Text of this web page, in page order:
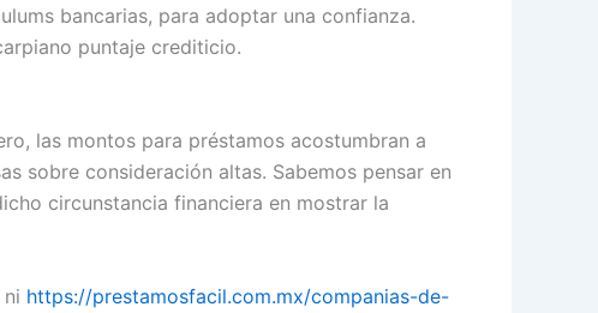
bancarias, para adoptar una confianza.
puntaje crediticio.
las montos para préstamos acostumbran a
sobre consideración altas. Sabemos pensar en
circunstancia financiera en mostrar la
https://prestamosfacil.com.mx/companias-de-